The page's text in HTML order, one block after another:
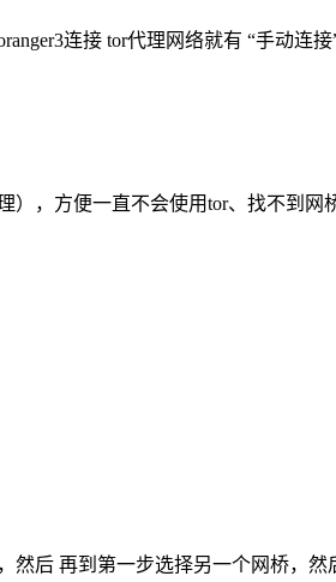
连接 tor代理网络就有 “手动连
），方便一直不会使用tor、找不到网
后 再到第一步选择另一个网桥，然